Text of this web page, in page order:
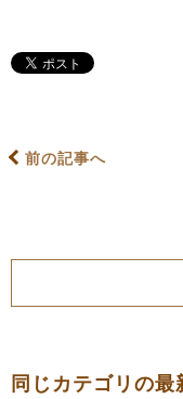
前の記事へ
同じカテゴリの最